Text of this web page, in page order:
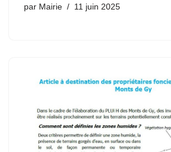
par Mairie 11 juin 2025